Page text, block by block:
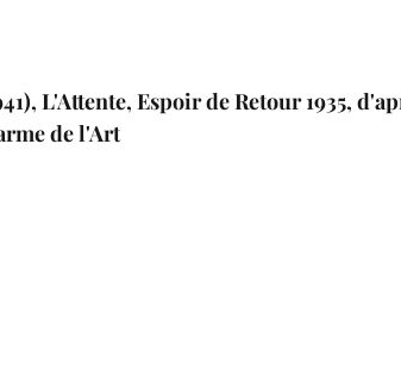
L'Attente, Espoir de Retour 1935,
de l'Art